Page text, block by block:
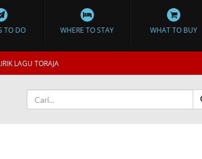
TO DO WHERE TO STAY WHAT TO BUY
LAGU TORAJA